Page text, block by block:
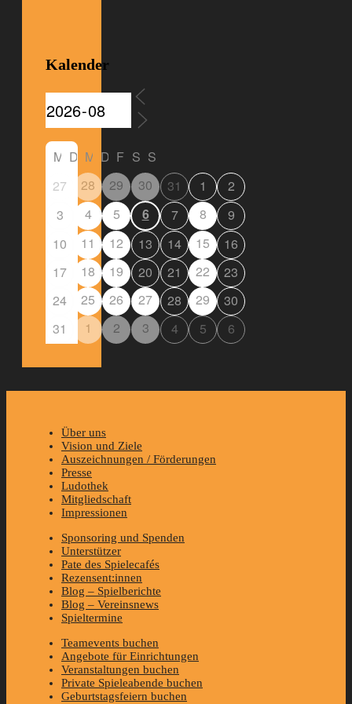
Kalender
M D M D F S S
27
28 29 30 31 1
2
3
4 5 6 7 8
9
10
11 12 13 14 15
16
17
18 19 20 21 22
23
24
25 26 27 28 29
30
31
1 2 3 4 5 6
Über uns
Vision und Ziele
Auszeichnungen / Förderungen
Presse
Ludothek
Mitgliedschaft
Impressionen
Sponsoring und Spenden
Unterstützer
Pate des Spielecafés
Rezensent:innen
Blog – Spielberichte
Blog – Vereinsnews
Spieltermine
Teamevents buchen
Angebote für Einrichtungen
Veranstaltungen buchen
Private Spieleabende buchen
Geburtstagsfeiern buchen